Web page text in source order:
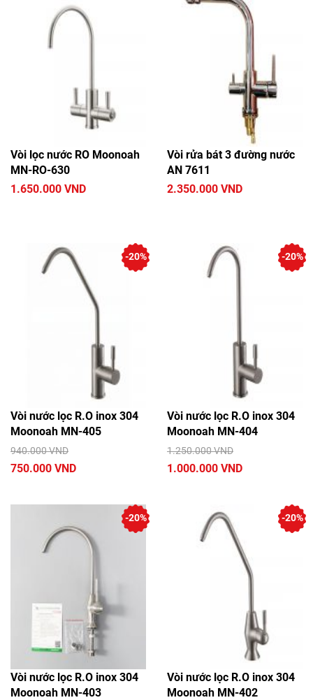
Vòi lọc nước RO Moonoah
MN-RO-630
1.650.000 VND
Vòi rửa bát 3 đường nước
AN 7611
2.350.000 VND
Vòi nước lọc R.O inox 304
Moonoah MN-405
940.000 VND
750.000 VND
-20%
Vòi nước lọc R.O inox 304
Moonoah MN-404
1.250.000 VND
1.000.000 VND
-20%
Vòi nước lọc R.O inox 304
Moonoah MN-403
-20%
Vòi nước lọc R.O inox 304
Moonoah MN-402
-20%